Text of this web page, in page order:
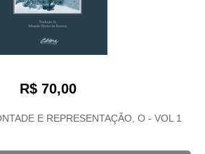
R$ 70,00
E REPRESENTAÇÃO, O - VOL 1